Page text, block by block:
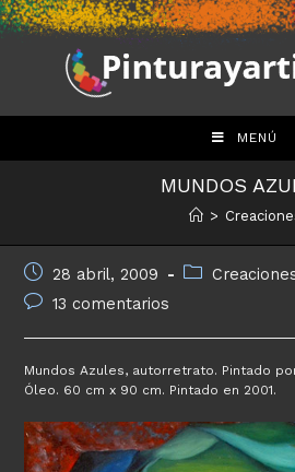
Saltar
al
contenido
MENÚ
MUNDOS
>
Publicación
de
entrada:
28 abril, 2009
Categoría
entrada:
Comentarios
entrada:
13 comentarios
Mundos Azules, autorretrato. Pintado
Óleo. 60 cm x 90 cm. Pintado en 2001.